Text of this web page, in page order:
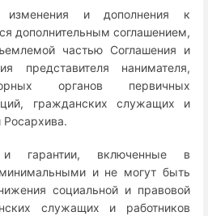
изменения и дополнения к
дополнительным соглашением,
частью Соглашения и
представителя нанимателя,
органов первичных
гражданских служащих и
Росархива.
и гарантии, включенные в
и не могут быть
социальной и правовой
служащих и работников